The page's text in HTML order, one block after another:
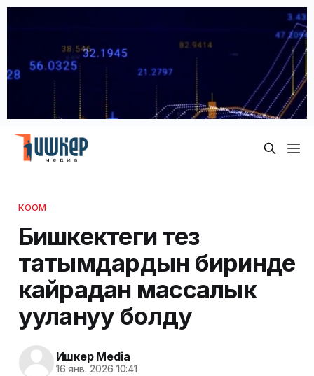
КООМ
Бишкектеги тез
татымдардын биринде
кайрадан массалык
уулануу болду
Ишкер Media
16 янв. 2026 10:41